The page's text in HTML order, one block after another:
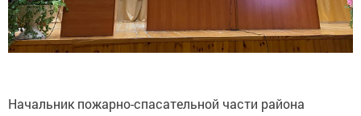
Начальник пожарно-спасательной части района